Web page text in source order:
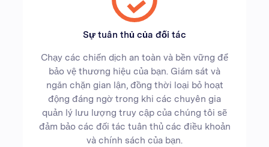
Sự tuân thủ của đối tác
Chạy các chiến dịch an toàn và bền vững để
bảo vệ thương hiệu của bạn. Giám sát và
ngăn chặn gian lận, đồng thời loại bỏ hoạt
động đáng ngờ trong khi các chuyên gia
quản lý lưu lượng truy cập của chúng tôi sẽ
đảm bảo các đối tác tuân thủ các điều khoản
và chính sách của bạn.